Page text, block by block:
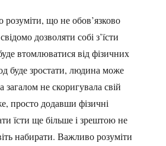
що не обов’язково
дозволяти собі з’їсти
втомлюватися від фізичних
буде зростати, людина може
не скоригувала свій
просто додавши фізичні
їсти ще більше і зрештою не
набирати. Важливо розуміти